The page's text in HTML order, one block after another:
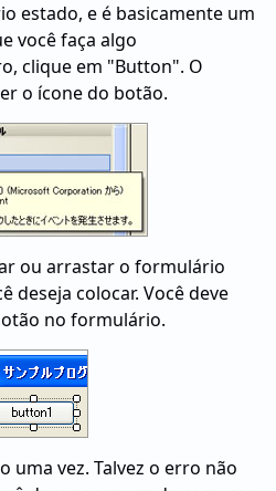
estado, e é basicamente um
você faça algo
clique em "Button". O
o ícone do botão.
ou arrastar o formulário
deseja colocar. Você deve
no formulário.
uma vez. Talvez o erro não